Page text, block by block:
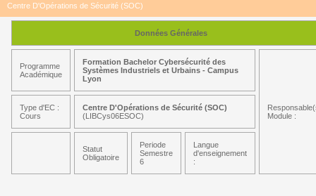
Centre D'Opérations de Sécurité (SOC)
Données Générales
Programme
Académique
Formation Bachelor Cybersécurité des
Systèmes Industriels et Urbains - Campus
Lyon
Module :
Type d'EC :
Cours
Centre D'Opérations de Sécurité (SOC)
(LIBCys06ESOC)
Statut
Obligatoire
Periode
Semestre
6
Langue
d'enseignement
: